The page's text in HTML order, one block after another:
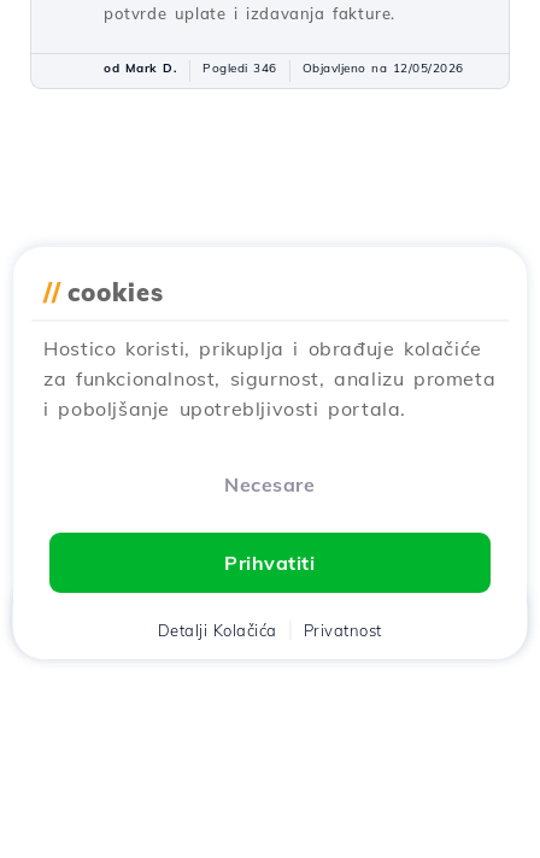
potvrde uplate i izdavanja fakture.
od Mark D. Pogledi 346 Objavljeno na 12/05/2026
// cookies
Hostico koristi, prikuplja i obrađuje kolačiće
za funkcionalnost, sigurnost, analizu prometa
i poboljšanje upotrebljivosti portala.
Necesare
Prihvatiti
Detalji Kolačića Privatnost
Klijent Кошара Razgovor